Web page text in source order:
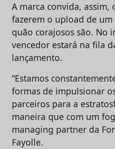
A marca convida, assim,
fazerem o upload de
quão corajosos são. No
vencedor estará na fila
lançamento.
“Estamos
formas de impulsionar
parceiros para a
maneira que com um
managing partner da
Fayolle.